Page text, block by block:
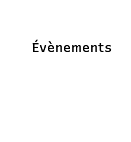
Évènements